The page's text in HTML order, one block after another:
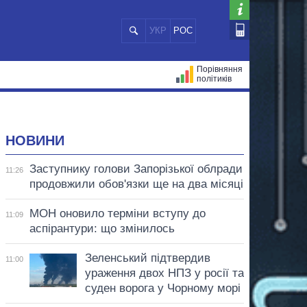
УКР РОС
Порівняння
політиків
НОВИНИ
11:26
Заступнику голови Запорізької облради
продовжили обов'язки ще на два місяці
11:09
МОН оновило терміни вступу до
аспірантури: що змінилось
11:00
Зеленський підтвердив
ураження двох НПЗ у росії та
суден ворога у Чорному морі